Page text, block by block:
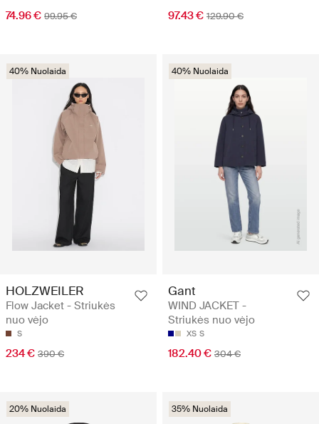
74.96 € 99.95 € 97.43 € 129.90 €
40% Nuolaida
HOLZWEILER
Flow Jacket - Striukės
nuo vėjo
S
234 € 390 €
40% Nuolaida
Gant
WIND JACKET -
Striukės nuo vėjo
XS S
182.40 € 304 €
20% Nuolaida 35% Nuolaida